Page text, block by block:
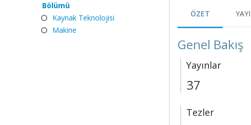
Bölümü
Kaynak Teknolojisi
Makine
ÖZET
Genel Bakış
Yayınlar
37
Tezler